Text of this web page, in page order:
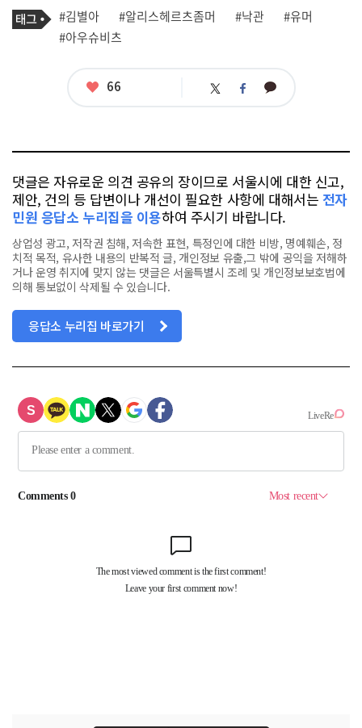
기
사
관
련
태
그
#김별아 #알리스헤르츠좀머 #낙관
#유머
#아우슈비츠
좋
66 트 페 카
댓글은 자유로운 의견 공유의 장이므로 서울시에 대한 신고,
제안, 건의 등 답변이나 개선이 필요한 사항에 대해서는 전자
민원 응답소 누리집을 이용하여 주시기 바랍니다.
상업성 광고, 저작권 침해, 저속한 표현, 특정인에 대한 비방, 명예훼손, 정
치적 목적, 유사한 내용의 반복적 글, 개인정보 유출,그 밖에 공익을 저해하
거나 운영 취지에 맞지 않는 댓글은 서울특별시 조례 및 개인정보보호법에
의해 통보없이 삭제될 수 있습니다.
응답소 누리집 바로가기